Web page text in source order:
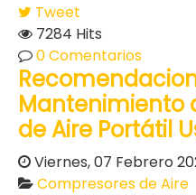
Tweet
7284 Hits
0 Comentarios
Mantenimiento
de Aire Portátil
Viernes, 07 Febrero
Compresores de Aire